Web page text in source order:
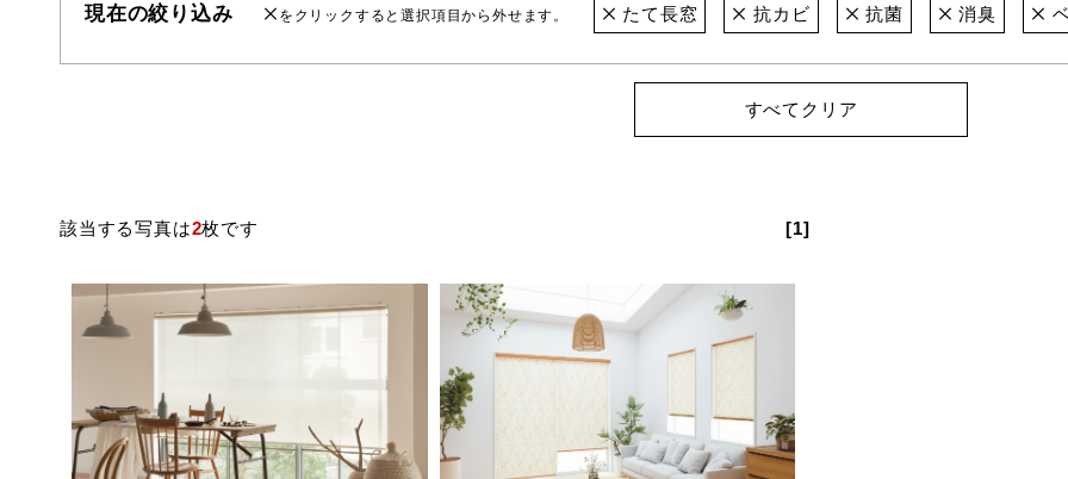
現在の絞り込み をクリックすると選択項目から外せます。 たて長窓 抗カビ 抗菌 消臭
すべてクリア
該当する写真は2枚です [1]